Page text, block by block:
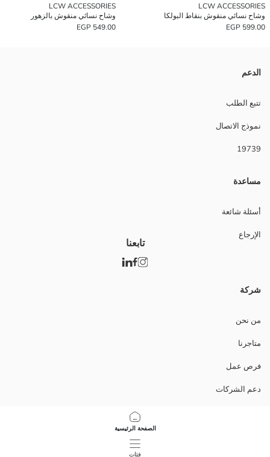
الصفحة الرئيسية
فئات
LCW ACCESSORIES
وشاح نسائي منقوش بنقاط البولكا
599.00 EGP
LCW ACCESSORIES
وشاح نسائي منقوش بالزهور
549.00 EGP
الدعم
تتبع الطلب
نموذج الاتصال
19739
مساعدة
أسئلة شائعة
الإرجاع
شركة
من نحن
متاجرنا
فرص عمل
دعم الشركات
تابعنا